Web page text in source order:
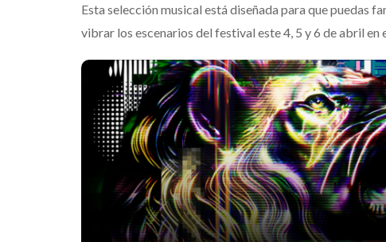
Esta selección musical está diseñada para que puedas
vibrar los escenarios del festival este 4, 5 y 6 de abril
Suki
su nuevo
“Loveland”
Edwin Jimenez